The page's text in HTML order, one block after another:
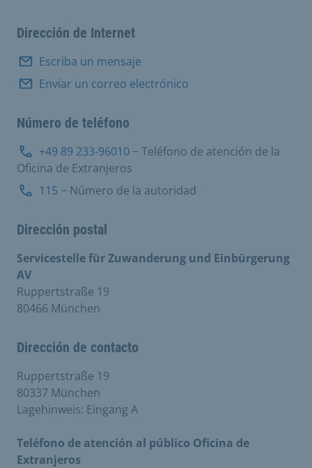
Dirección de Internet
Escriba un mensaje
Enviar un correo electrónico
Número de teléfono
+49 89 233-96010 − Teléfono de atención de la
Oficina de Extranjeros
115 − Número de la autoridad
Dirección postal
Servicestelle für Zuwanderung und Einbürgerung
AV
Ruppertstraße 19
80466 München
Dirección de contacto
Ruppertstraße 19
80337 München
Lagehinweis: Eingang A
Teléfono de atención al público Oficina de
Extranjeros